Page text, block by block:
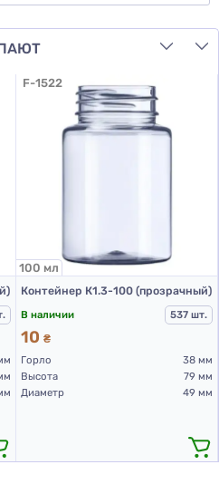
F-1522
100 мл
Контейнер К1.3-100 (прозрачный)
В наличии
537 шт.
10 ₴
Горло
38 мм
Высота
79 мм
Диаметр
49 мм